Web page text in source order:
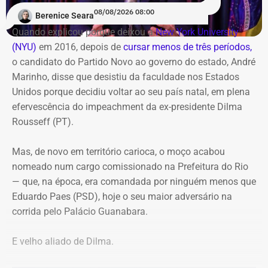
O candidato termina o vídeo com um pedido aos
seguidores: “Agora faça esse vídeo chegar em Laje do
Muriaé”.
A estratégia coloca o pequeno município do Noroeste
Fluminense no centro de uma provocação eleitoral
incomum: ao invés de prometer levar recursos ou
simplesmente deixe de existir.
empreendedorismo, lançamentos de livros e debates
sobre carnaval e memória
O destaque musical fica por conta das apresentações de
Marina Iris e do tradicional grupo Terreiro de Crioulo, além
de homenagens emocionantes a Teresa Cristina, Milton
Manhães e ao mestre Candeia. A entrada é franca e com
classificação livre.
Berenice Seara08/08/2026 08:00
Quando explicou porque deixou aNew York University
(NYU) em 2016, depois de cursar menos de três períodos,
o candidato do Partido Novo ao governo do estado, André
Marinho, disse que desistiu da faculdade nos Estados
Unidos porque decidiu voltar ao seu país natal, em plena
efervescência do impeachment da ex-presidente Dilma
Rousseff (PT).
Mas, de novo em território carioca, o moço acabou
nomeado num cargo comissionado na Prefeitura do Rio
— que, na época, era comandada por ninguém menos que
Eduardo Paes (PSD), hoje o seu maior adversário na
corrida pelo Palácio Guanabara.
E velho aliado de Dilma.